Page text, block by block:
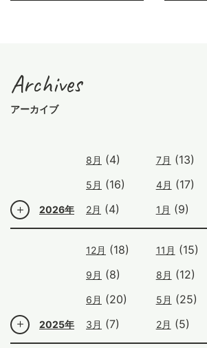
Archives
アーカイブ
2026年
8月 (4) 7月 (13)
5月 (16) 4月 (17)
2月 (4) 1月 (9)
2025年
12月 (18) 11月 (15)
9月 (8) 8月 (12)
6月 (20) 5月 (25)
3月 (7) 2月 (5)